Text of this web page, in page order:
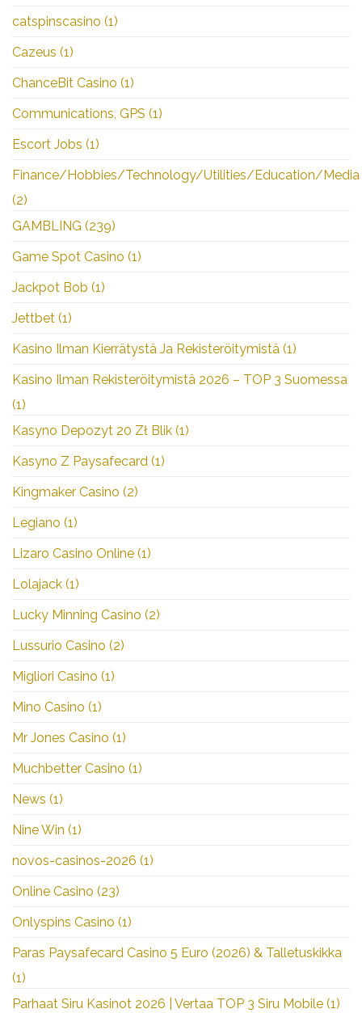
catspinscasino (1)
Cazeus (1)
ChanceBit Casino (1)
Communications, GPS (1)
Escort Jobs (1)
Finance/Hobbies/Technology/Utilities/Education/Media
(2)
GAMBLING (239)
Game Spot Casino (1)
Jackpot Bob (1)
Jettbet (1)
Kasino Ilman Kierrätystä Ja Rekisteröitymistä (1)
Kasino Ilman Rekisteröitymistä 2026 – TOP 3 Suomessa
(1)
Kasyno Depozyt 20 Zł Blik (1)
Kasyno Z Paysafecard (1)
Kingmaker Casino (2)
Legiano (1)
Lizaro Casino Online (1)
Lolajack (1)
Lucky Minning Casino (2)
Lussurio Casino (2)
Migliori Casino (1)
Mino Casino (1)
Mr Jones Casino (1)
Muchbetter Casino (1)
News (1)
Nine Win (1)
novos-casinos-2026 (1)
Online Casino (23)
Onlyspins Casino (1)
Paras Paysafecard Casino 5 Euro (2026) & Talletuskikka
(1)
Parhaat Siru Kasinot 2026 | Vertaa TOP 3 Siru Mobile (1)